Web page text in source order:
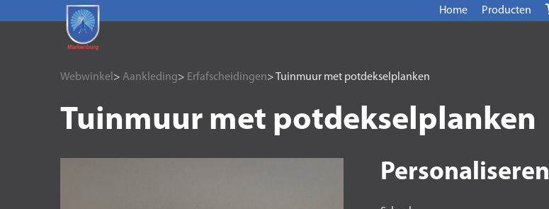
Home Producten
Webwinkel > Aankleding> Erfafscheidingen> Tuinmuur met potdekselplanken
Tuinmuur met potdekselplanken
Personaliseren